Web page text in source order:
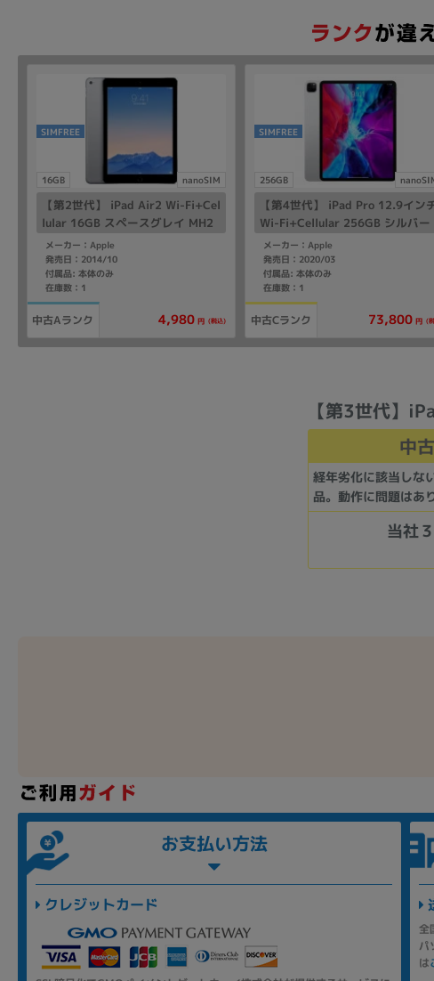
16GB nanoSIM
SIMFREE
【第2世代】 iPad Air2 Wi-Fi+Cel
lular 16GB スペースグレイ MH2
U2LL/A A1567 【海外版SIMフリ
ー】
メーカー：Apple
発売日：2014/10
付属品: 本体のみ
在庫数：1
中古Aランク 4,980 円 (税込)
256GB
SIMFREE
【第4世代】 iPad Pro 12.9イン
Wi-Fi+Cellular 256GB シルバー
MXF62J/A A2232 【国内版SIM
フリー】
メーカー：Apple
発売日：2020/03
付属品: 本体のみ
在庫数：1
中古Cランク 73,800 円 (
【第3世代】
中
経年劣化に該当しな
品。動作に問題はあ
当社
お支払い方法
クレジットカード
全
パ
は